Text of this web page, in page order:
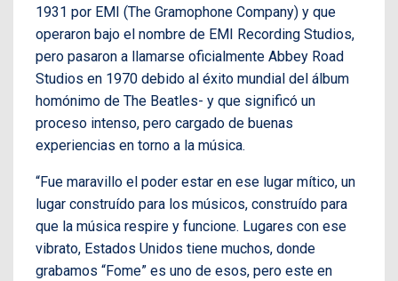
1931 por EMI (The Gramophone Company) y que
operaron bajo el nombre de EMI Recording Studios,
pero pasaron a llamarse oficialmente Abbey Road
Studios en 1970 debido al éxito mundial del álbum
homónimo de The Beatles- y que significó un
proceso intenso, pero cargado de buenas
experiencias en torno a la música.
“Fue maravillo el poder estar en ese lugar mítico, un
lugar construído para los músicos, construído para
que la música respire y funcione. Lugares con ese
vibrato, Estados Unidos tiene muchos, donde
grabamos “Fome” es uno de esos, pero este en